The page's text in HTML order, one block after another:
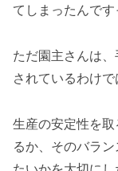
てしまったんです
ただ園主さんは
されているわけで
生産の安定性を
るか、そのバラ